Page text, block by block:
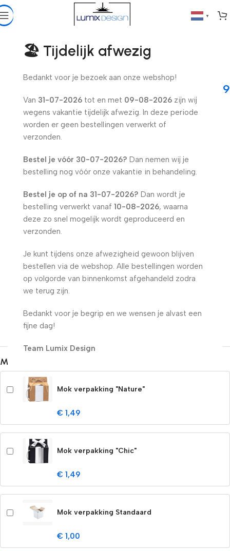
🏖️ Tijdelijk afwezig
Bedankt voor je bezoek aan onze webshop!
Van 31-07-2026 tot en met 09-08-2026 zijn wij
wegens vakantie tijdelijk afwezig. In deze periode
worden er geen bestellingen verwerkt of
verzonden.
Bestel je vóór 30-07-2026? Dan nemen wij je
bestelling nog vóór onze vakantie in behandeling.
Bestel je op of na 31-07-2026? Dan wordt je
bestelling verwerkt vanaf 10-08-2026, waarna
deze zo snel mogelijk wordt geproduceerd en
verzonden.
Je kunt tijdens onze afwezigheid gewoon blijven
bestellen via de webshop. Alle bestellingen worden
op volgorde van binnenkomst afgehandeld zodra
we terug zijn.
Bedankt voor je begrip en we wensen je alvast een
fijne dag!
Team Lumix Design
▼
Home Kerstmok “Dear Santa, i can explain”
Kerstmok “Dear Santa, i can explain”
14,99
Maak uw bestelling compleet met een mokdoosje
Mok verpakking "Nature"
€ 1,49
Mok verpakking "Chic"
€ 1,49
Mok verpakking Standaard
€ 1,00